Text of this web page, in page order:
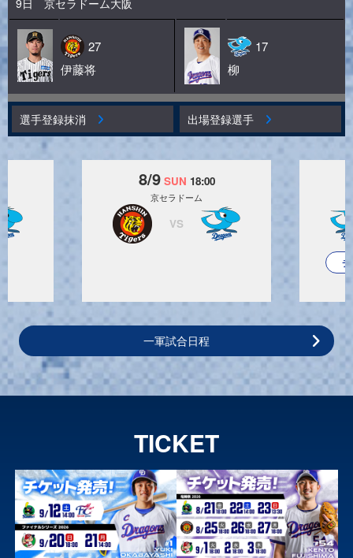
27
伊藤将
17
柳
選手登録抹消 出場登録選手
8/9 SUN 18:00
京セラドーム
VS
一軍試合日程
TICKET